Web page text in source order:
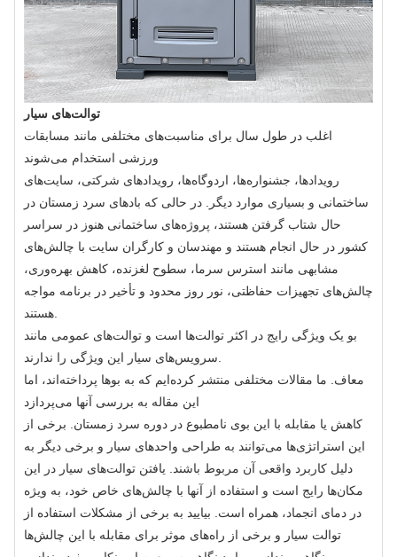
توالت‌های سیار
اغلب در طول سال برای مناسبت‌های مختلفی مانند مسابقات
رویدادها، جشنواره‌ها، اردوگاه‌ها، رویدادهای شرکتی، سایت‌های
ساختمانی و بسیاری موارد دیگر. در حالی که بادهای سرد زمستان در
حال شتاب گرفتن هستند، پروژه‌های ساختمانی هنوز در سراسر
کشور در حال انجام هستند و مهندسان و کارگران سایت با چالش‌های
مشابهی مانند استرس سرما، سطوح لغزنده، کاهش بهره‌وری،
چالش‌های تجهیزات حفاظتی، نور روز محدود و تأخیر در برنامه مواجه
بو یک ویژگی رایج در اکثر توالت‌ها است و توالت‌های عمومی مانند
معاف. ما مقالات مختلفی منتشر کرده‌ایم که به بوها پرداخته‌اند، اما
کاهش یا مقابله با این بوی نامطبوع در دوره سرد زمستان. برخی از
این استراتژی‌ها می‌توانند به طراحی واحدهای سیار و برخی دیگر به
دلیل کاربرد واقعی آن مربوط باشند. یافتن توالت‌های سیار در این
مکان‌ها رایج است و استفاده از آنها با چالش‌های خاص خود، به ویژه
در دمای انجماد، همراه است. بیایید به برخی از مشکلات استفاده از
توالت سیار و برخی از راه‌های موثر برای مقابله با این چالش‌ها